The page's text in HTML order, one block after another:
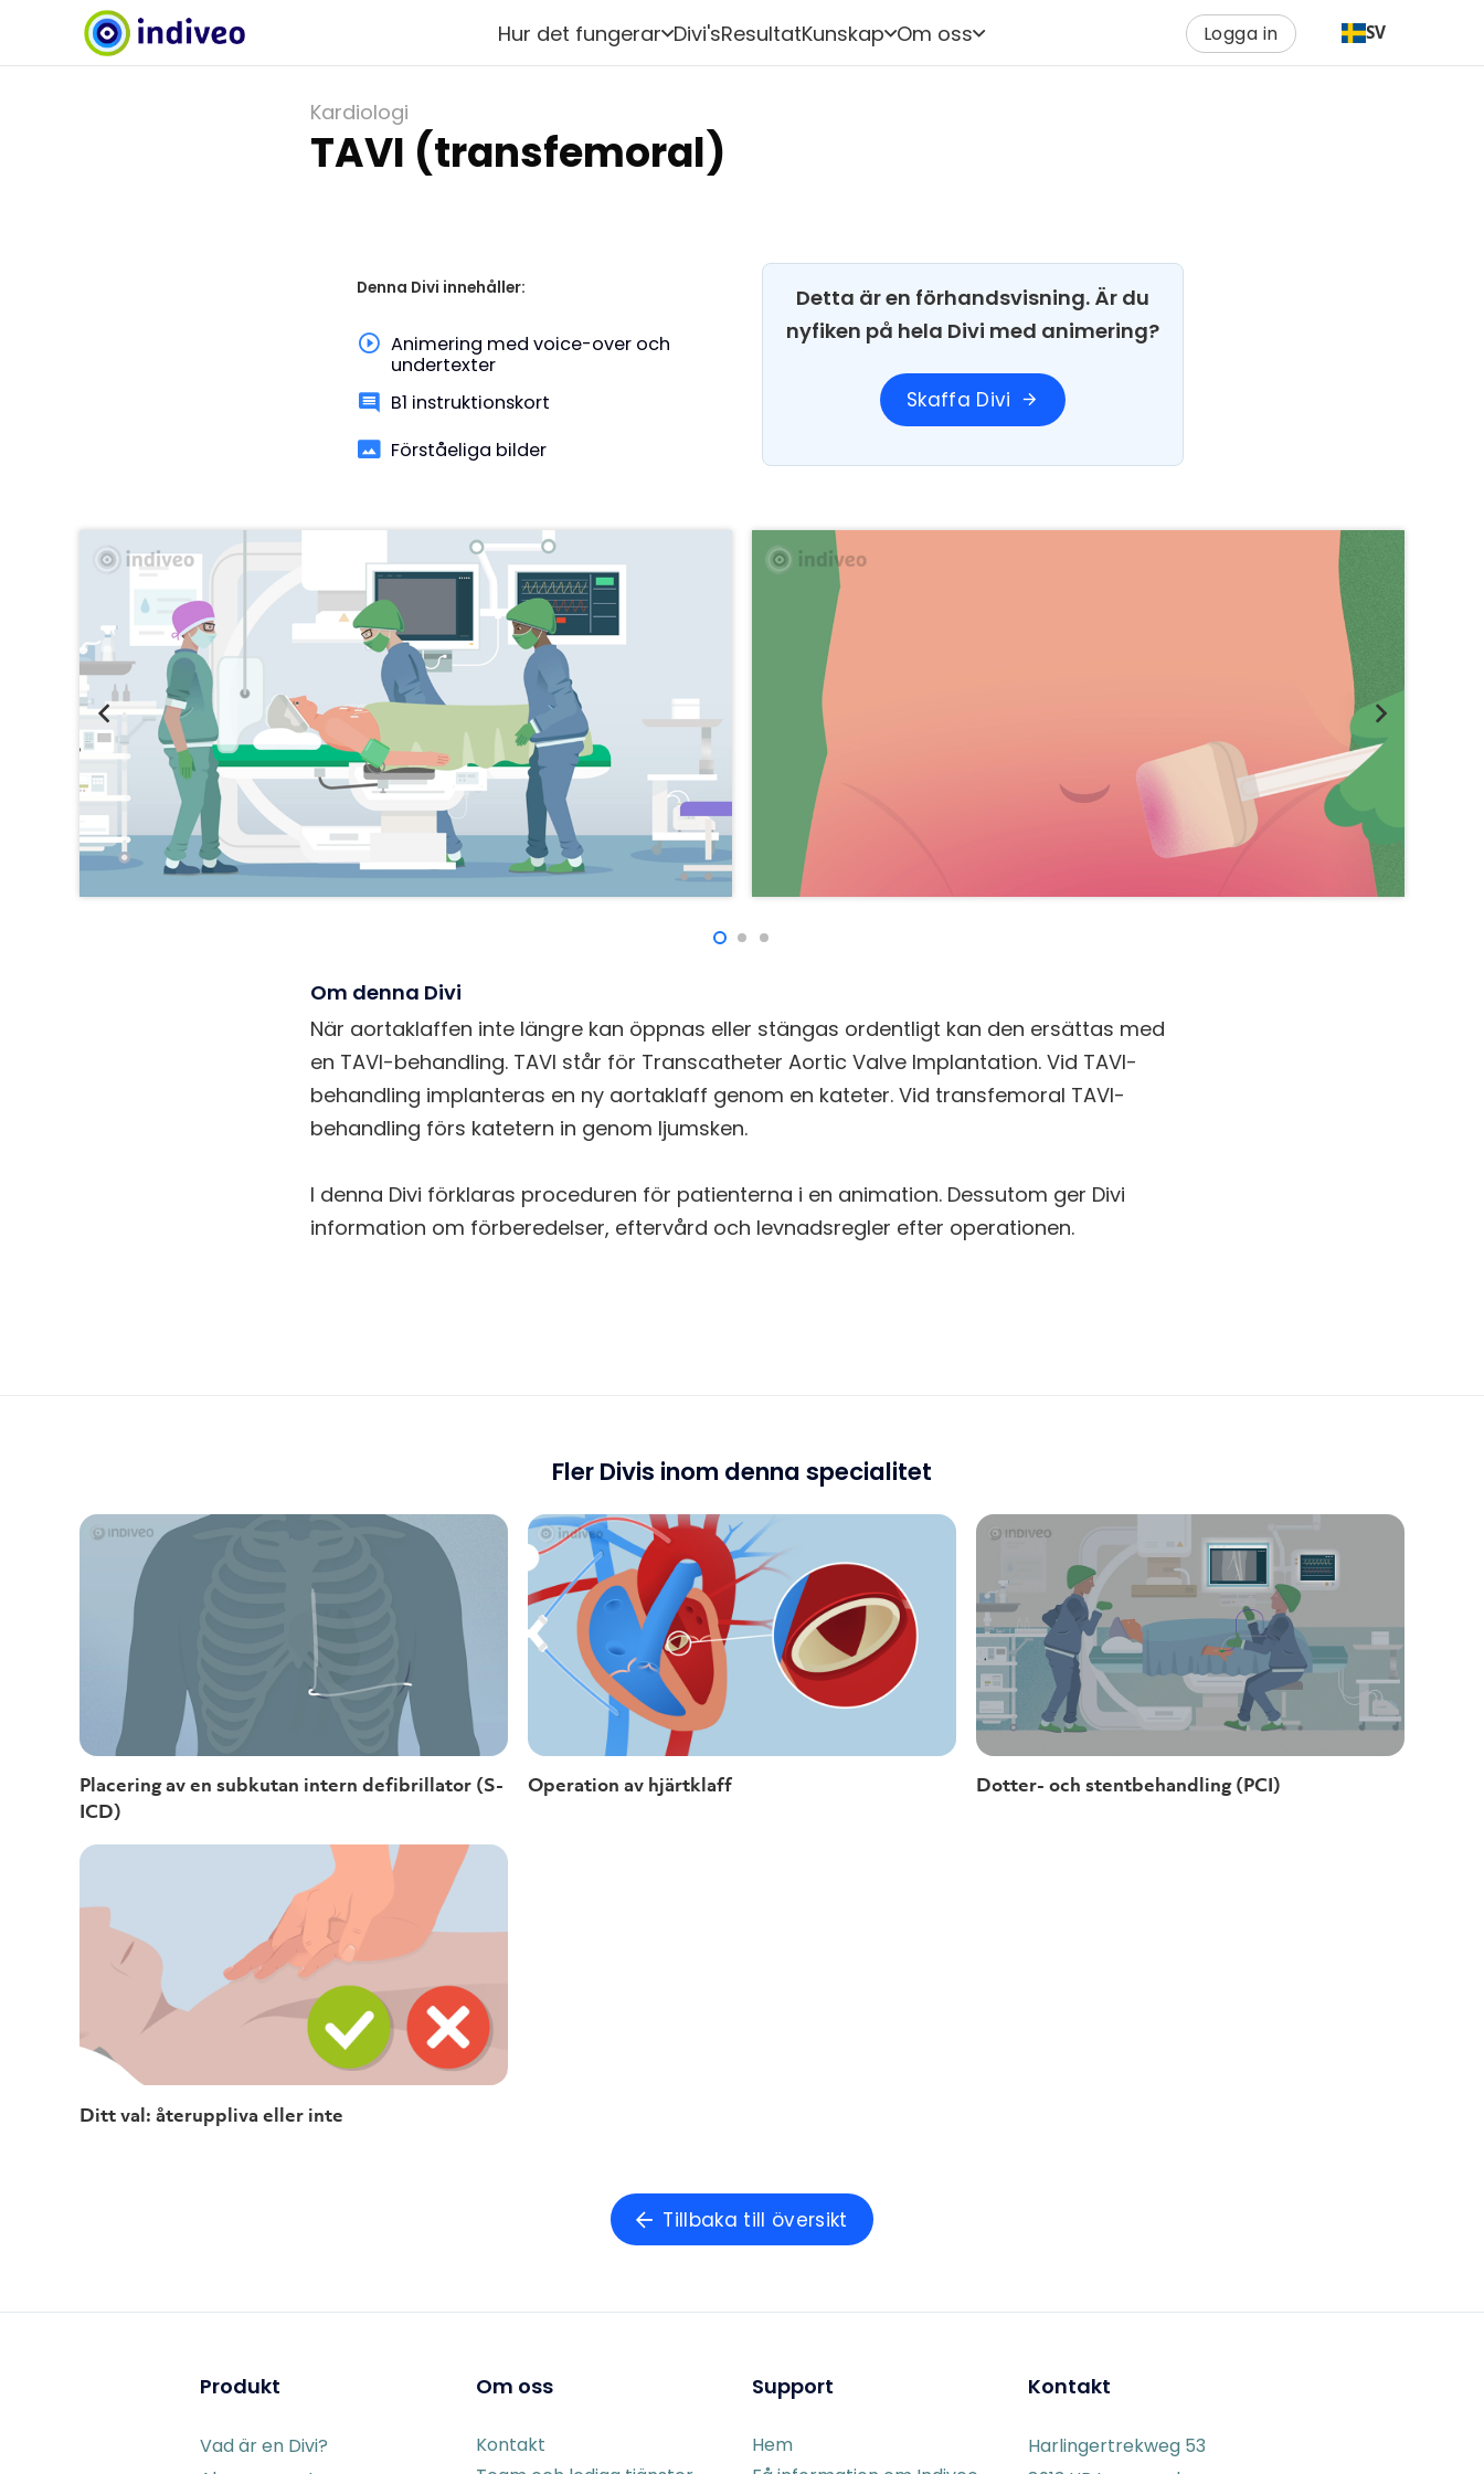
Hur det fungerar Divi'sResultatKunskap Om oss Logga in SV
Kardiologi
TAVI (transfemoral)
Denna Divi innehåller:
Animering med voice-over och
undertexter
B1 instruktionskort
Förståeliga bilder
Detta är en förhandsvisning. Är du
nyfiken på hela Divi med animering?
Skaffa Divi arrow_forward
Om denna Divi
När aortaklaffen inte längre kan öppnas eller stängas ordentligt kan den ersättas med
en TAVI-behandling. TAVI står för Transcatheter Aortic Valve Implantation. Vid TAVI-
behandling implanteras en ny aortaklaff genom en kateter. Vid transfemoral TAVI-
behandling förs katetern in genom ljumsken.
I denna Divi förklaras proceduren för patienterna i en animation. Dessutom ger Divi
information om förberedelser, eftervård och levnadsregler efter operationen.
Fler Divis inom denna specialitet
Placering av en subkutan intern defibrillator (S-
ICD)
Operation av hjärtklaff Dotter- och stentbehandling (PCI)
Ditt val: återuppliva eller inte
Tillbaka till översikt
Produkt
Vad är en Divi?
Om oss
Kontakt
Support
Hem
Kontakt
Harlingertrekweg 53